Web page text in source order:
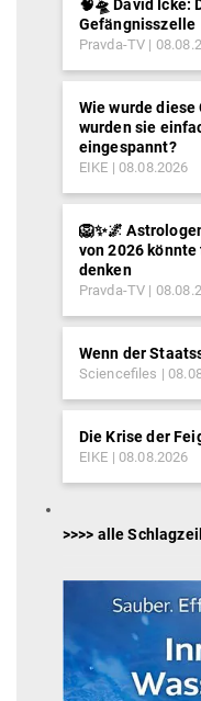
🧠🛸 David Icke:
Gefängnisszelle
Pravda-TV
Wie wurde
wurden sie
eingespannt?
EIKE 08.08.2026
🦁✨🌌
von 2026
denken
Pravda-TV
Wenn der
Sciencefiles
Die Krise der
EIKE 08.08.2026
>>>> alle